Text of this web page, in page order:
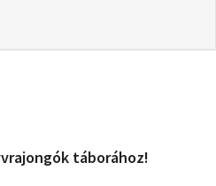
táborához!